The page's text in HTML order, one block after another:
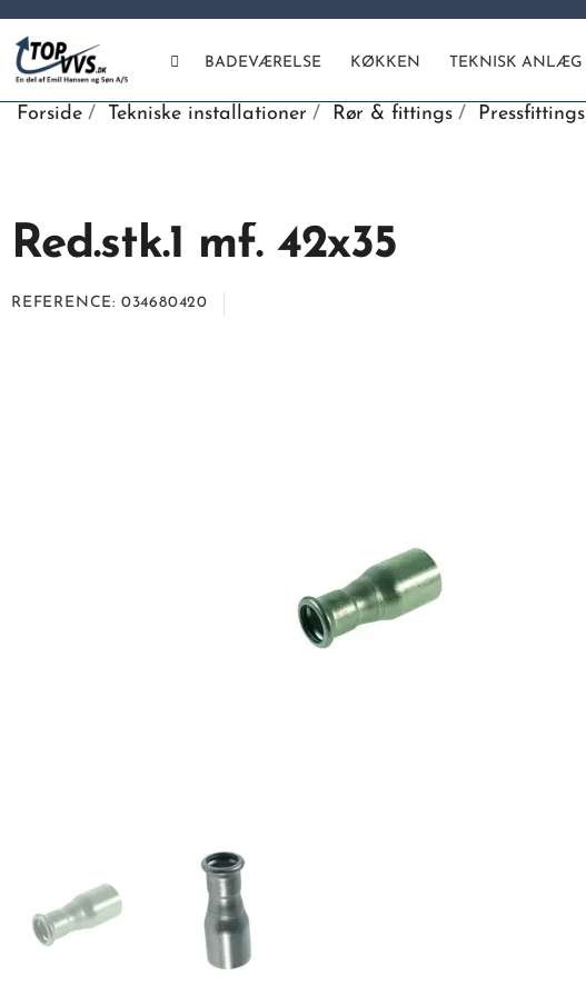
BADEVÆRELSE KØKKEN TEKNISK ANLÆG
Forside Tekniske installationer Rør & fittings Pressfittings
Red.stk.1 mf. 42x35
REFERENCE 034680420